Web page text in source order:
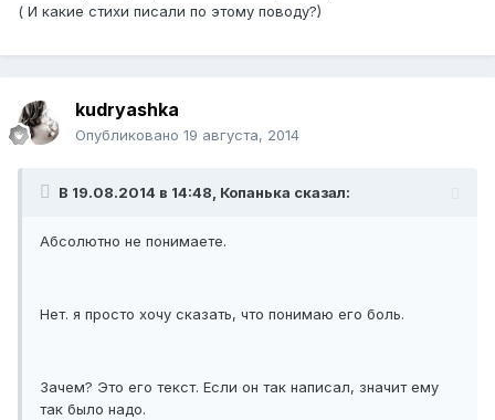
( И какие стихи писали по этому поводу?)
kudryashka
Опубликовано 19 августа, 2014
В 19.08.2014 в 14:48, Копанька сказал:
Абсолютно не понимаете.
Нет. я просто хочу сказать, что понимаю его боль.
Зачем? Это его текст. Если он так написал, значит ему
так было надо.